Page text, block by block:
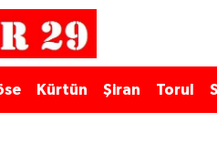
Kürtün Şiran Torul